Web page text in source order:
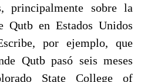
principalmente sobre la
Qutb en Estados Unidos
por ejemplo, que
Qutb pasó seis meses
State College of